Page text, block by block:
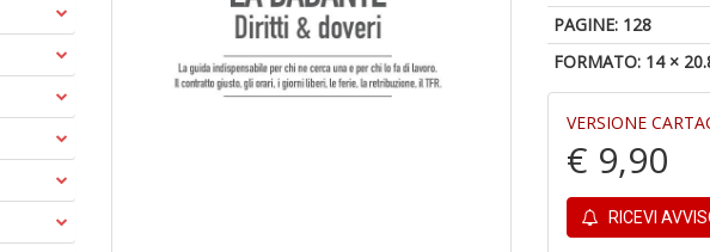
PAGINE: 128
FORMATO: 14 ×
VERSIONE
€ 9,90
RICEVI